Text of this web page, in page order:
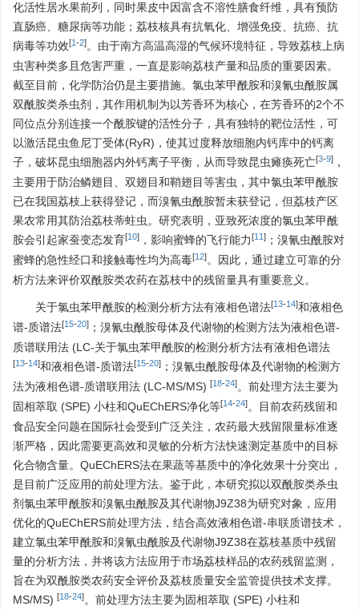
化活性居水果前列，同时果皮中因富含不溶性膳食纤维，具有预防
直肠癌、糖尿病等功能；荔枝核具有抗氧化、增强免疫、抗癌、抗
病毒等功效[1-2]。由于南方高温高湿的气候环境特征，导致荔枝上病
虫害种类多且危害严重，一直是影响荔枝产量和品质的重要因素。
截至目前，化学防治仍是主要措施。氯虫苯甲酰胺和溴氰虫酰胺属
双酰胺类杀虫剂，其作用机制为以芳香环为核心，在芳香环的2个不
同位点分别连接一个酰胺键的活性分子，具有独特的靶位活性，可
以激活昆虫鱼尼丁受体(RyR)，使其过度释放细胞内钙库中的钙离
子，破坏昆虫细胞器内外钙离子平衡，从而导致昆虫瘫痪死亡[3-9] ，
主要用于防治鳞翅目、双翅目和鞘翅目等害虫，其中氯虫苯甲酰胺
已在我国荔枝上获得登记，而溴氰虫酰胺暂未获登记，但荔枝产区
果农常用其防治荔枝蒂蛀虫。研究表明，亚致死浓度的氯虫苯甲酰
胺会引起家蚕变态发育[10] ，影响蜜蜂的飞行能力[11] ；溴氰虫酰胺对
蜜蜂的急性经口和接触毒性均为高毒[12]。因此，通过建立可靠的分
析方法来评价双酰胺类农药在荔枝中的残留量具有重要意义。
关于氯虫苯甲酰胺的检测分析方法有液相色谱法[13-14]和液相色
谱-质谱法[15-20] ；溴氰虫酰胺母体及代谢物的检测方法为液相色谱-
质谱联用法 (LC-关于氯虫苯甲酰胺的检测分析方法有液相色谱法
[13-14]和液相色谱-质谱法[15-20] ；溴氰虫酰胺母体及代谢物的检测方
法为液相色谱-质谱联用法 (LC-MS/MS) [18-24]。前处理方法主要为
固相萃取 (SPE) 小柱和QuEChERS净化等[14-24]。目前农药残留和
食品安全问题在国际社会受到广泛关注，农药最大残留限量标准逐
渐严格，因此需要更高效和灵敏的分析方法快速测定基质中的目标
化合物含量。QuEChERS法在果蔬等基质中的净化效果十分突出，
是目前广泛应用的前处理方法。鉴于此，本研究拟以双酰胺类杀虫
剂氯虫苯甲酰胺和溴氰虫酰胺及其代谢物J9Z38为研究对象，应用
优化的QuEChERS前处理方法，结合高效液相色谱-串联质谱技术，
建立氯虫苯甲酰胺和溴氰虫酰胺及代谢物J9Z38在荔枝基质中残留
量的分析方法，并将该方法应用于市场荔枝样品的农药残留监测，
旨在为双酰胺类农药安全评价及荔枝质量安全监管提供技术支撑。
MS/MS) [18-24]。前处理方法主要为固相萃取 (SPE) 小柱和